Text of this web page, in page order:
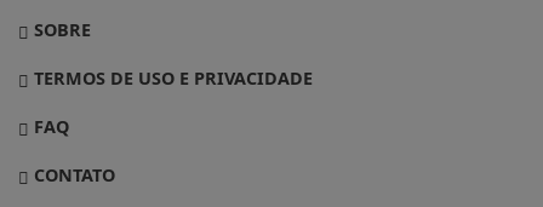
SOBRE
TERMOS DE USO E PRIVACIDADE
FAQ
CONTATO